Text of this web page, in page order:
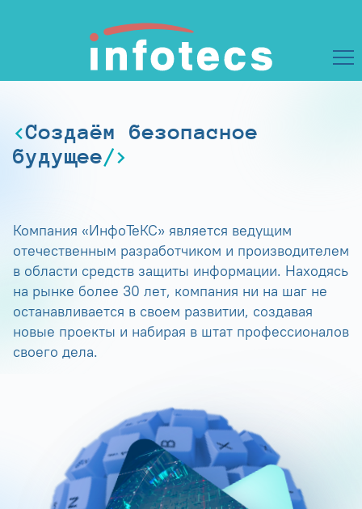
Создаём безопасное
будущее
Компания «ИнфоТеКС» является ведущим
отечественным разработчиком и производителем
в области средств защиты информации. Находясь
на рынке более 30 лет, компания ни на шаг не
останавливается в своем развитии, создавая
новые проекты и набирая в штат профессионалов
своего дела.